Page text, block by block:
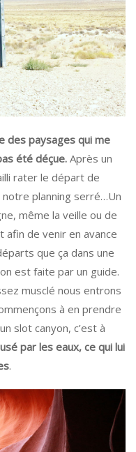
des paysages qui me
été déçue. Après un
rater le départ de
planning serré…Un
même la veille ou de
afin de venir en avance
que ça dans une
est faite par un guide.
musclé nous entrons
à en prendre
slot canyon, c’est à
par les eaux, ce qui lui
.